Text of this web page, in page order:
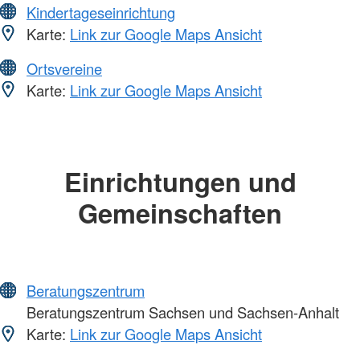
Kindertageseinrichtung
Karte: Link zur Google Maps Ansicht
Ortsvereine
Karte: Link zur Google Maps Ansicht
Einrichtungen und
Gemeinschaften
Beratungszentrum
Beratungszentrum Sachsen und Sachsen-Anhalt
Karte: Link zur Google Maps Ansicht